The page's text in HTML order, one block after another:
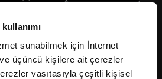
sunabilmek için İnternet
üçüncü kişilere ait çerezler
vasıtasıyla çeşitli kişisel
saklıdır.